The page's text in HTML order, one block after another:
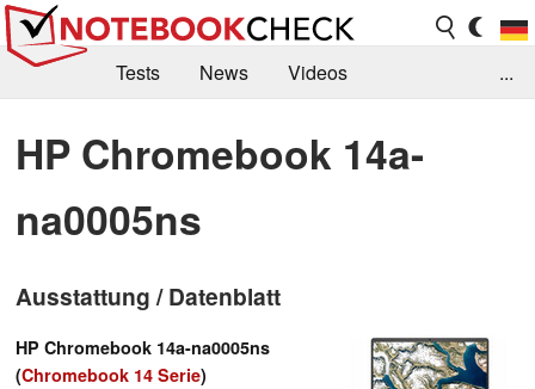
Tests News
Videos
Kaufberatung
Deals Suche
Jobs
Forum
...
HP Chromebook 14a-
na0005ns
Ausstattung / Datenblatt
HP Chromebook 14a-na0005ns
(Chromebook 14 Serie)